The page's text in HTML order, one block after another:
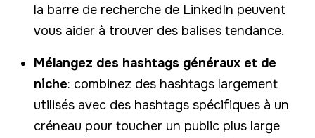
la barre de recherche de LinkedIn peuvent
vous aider à trouver des balises tendance.
Mélangez des hashtags généraux et de
niche: combinez des hashtags largement
utilisés avec des hashtags spécifiques à un
créneau pour toucher un public plus large